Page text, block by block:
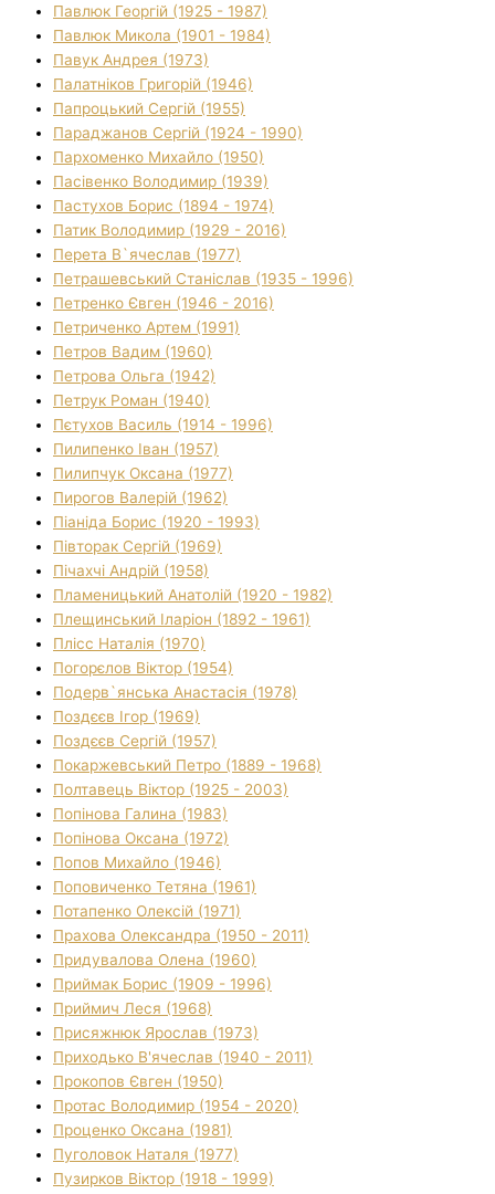
Павлюк Георгій (1925 - 1987)
Павлюк Микола (1901 - 1984)
Павук Андрея (1973)
Палатніков Григорій (1946)
Папроцький Сергій (1955)
Параджанов Сергій (1924 - 1990)
Пархоменко Михайло (1950)
Пасівенко Володимир (1939)
Пастухов Борис (1894 - 1974)
Патик Володимир (1929 - 2016)
Перета В`ячеслав (1977)
Петрашевський Станіслав (1935 - 1996)
Петренко Євген (1946 - 2016)
Петриченко Артем (1991)
Петров Вадим (1960)
Петрова Ольга (1942)
Петрук Роман (1940)
Пєтухов Василь (1914 - 1996)
Пилипенко Іван (1957)
Пилипчук Оксана (1977)
Пирогов Валерій (1962)
Піаніда Борис (1920 - 1993)
Півторак Сергій (1969)
Пічахчі Андрій (1958)
Пламеницький Анатолій (1920 - 1982)
Плещинський Іларіон (1892 - 1961)
Плісс Наталія (1970)
Погорєлов Віктор (1954)
Подерв`янська Анастасія (1978)
Поздєєв Ігор (1969)
Поздєєв Сергій (1957)
Покаржевський Петро (1889 - 1968)
Полтавець Віктор (1925 - 2003)
Попінова Галина (1983)
Попінова Оксана (1972)
Попов Михайло (1946)
Поповиченко Тетяна (1961)
Потапенко Олексій (1971)
Прахова Олександра (1950 - 2011)
Придувалова Олена (1960)
Приймак Борис (1909 - 1996)
Приймич Леся (1968)
Присяжнюк Ярослав (1973)
Приходько В'ячеслав (1940 - 2011)
Прокопов Євген (1950)
Протас Володимир (1954 - 2020)
Проценко Оксана (1981)
Пуголовок Наталя (1977)
Пузирков Віктор (1918 - 1999)